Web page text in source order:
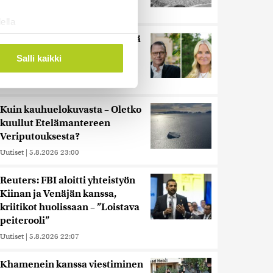
. Voit muuttaa
alan
tietoja muihin tietoihin, joita
siirtää ulkomaille.
Salli kaikki
Miksi Ruotsin Daniel on pelkkä
prinssi, mutta Norjan Mette-
Kuin kauhuelokuvasta – Oletko
kuullut Etelämantereen
Veriputouksesta?
Uutiset | 5.8.2026 23:00
Reuters: FBI aloitti yhteistyön
Kiinan ja Venäjän kanssa,
kriitikot huolissaan – ”Loistava
peiterooli”
Uutiset | 5.8.2026 22:07
Khamenein kanssa viestiminen